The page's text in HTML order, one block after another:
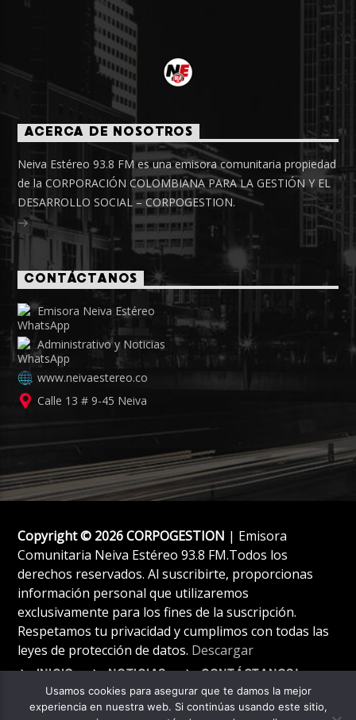
ACERCA DE NOSOTROS
Neiva Estéreo 93.8 FM es una emisora comunitaria propiedad
de la CORPORACIÓN COLOMBIANA PARA LA GESTIÓN Y EL
DESARROLLO SOCIAL – CORPOGESTION.
CONTÁCTANOS
Emisora Neiva Estéreo
Administrativo y Noticias
www.neivaestereo.co
Calle 13 # 9-45 Neiva
Copyright © 2026 CORPOGESTION | Emisora
Comunitaria Neiva Estéreo 93.8 FM.Todos los
derechos reservados. Al suscribirte, proporcionas
información personal que utilizaremos
exclusivamente para los fines de la suscripción.
Respetamos tu privacidad y cumplimos con todas las
leyes de protección de datos. Descargar
INICIO NOTICIAS CONTÁCTANOS!
Usamos cookies para asegurar que te damos la mejor
experiencia en nuestra web. Si continúas usando este sitio,